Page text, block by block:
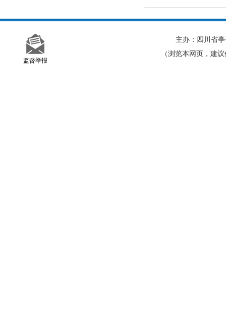
监督举报
主办：四川省
（浏览本网页，建